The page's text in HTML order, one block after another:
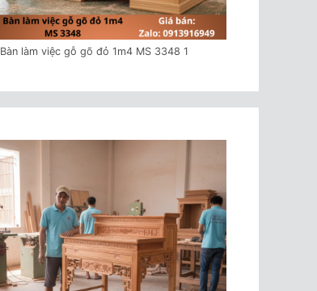
Bàn làm việc gỗ gõ đỏ 1m4 MS 3348 1